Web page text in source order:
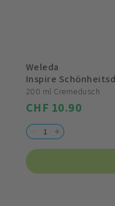
Weleda
Inspire
200 ml Cremedusch
CHF 10.90